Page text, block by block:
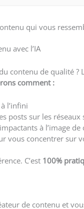
qui vous
avec l’IA
contenu de qualité
comment :
l’infini
posts sur les
à l’image
vous concentrer sur
C’est 100%
de contenu et